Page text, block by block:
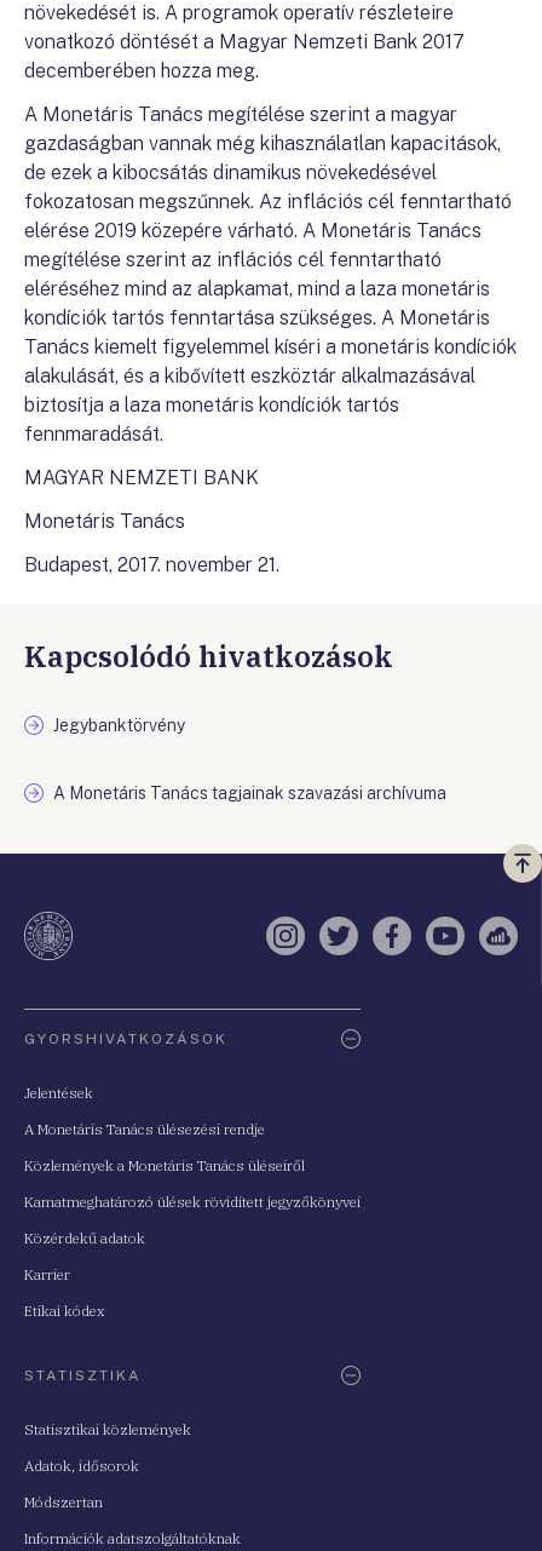
növekedését is. A programok operatív részleteire
vonatkozó döntését a Magyar Nemzeti Bank 2017
decemberében hozza meg.
A Monetáris Tanács megítélése szerint a magyar
gazdaságban vannak még kihasználatlan kapacitások,
de ezek a kibocsátás dinamikus növekedésével
fokozatosan megszűnnek. Az inflációs cél fenntartható
elérése 2019 közepére várható. A Monetáris Tanács
megítélése szerint az inflációs cél fenntartható
eléréséhez mind az alapkamat, mind a laza monetáris
kondíciók tartós fenntartása szükséges. A Monetáris
Tanács kiemelt figyelemmel kíséri a monetáris kondíciók
alakulását, és a kibővített eszköztár alkalmazásával
biztosítja a laza monetáris kondíciók tartós
fennmaradását.
MAGYAR NEMZETI BANK
Monetáris Tanács
Budapest, 2017. november 21.
Kapcsolódó hivatkozások
Jegybanktörvény
A Monetáris Tanács tagjainak szavazási archívuma
a
Instagram
TwitterFacebook
YouTube
GYORSHIVATKOZÁSOK
Jelentések
A Monetáris Tanács ülésezési rendje
Közlemények a Monetáris Tanács üléseiről
Kamatmeghatározó ülések rövidített jegyzőkönyvei
Közérdekű adatok
Karrier
Etikai kódex
STATISZTIKA
Statisztikai közlemények
Adatok, idősorok
Módszertan
Információk adatszolgáltatóknak